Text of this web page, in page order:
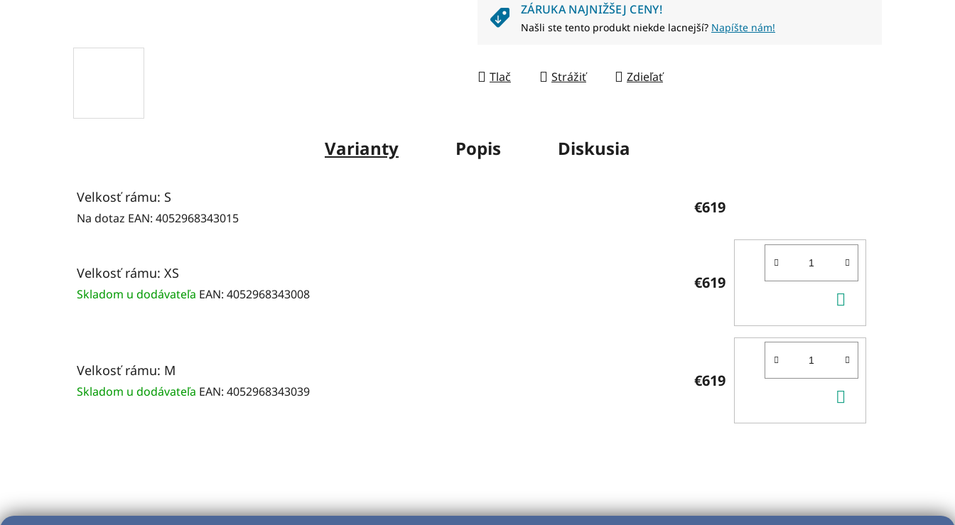
ZÁRUKA NAJNIŽŠEJ CENY!
Našli ste tento produkt niekde lacnejší? Napíšte nám!
Tlač Strážiť Zdieľať
Varianty Popis Diskusia
Velkosť rámu: S
Na dotaz EAN: 4052968343015
€619
Velkosť rámu: XS
Skladom u dodávateľa EAN: 4052968343008
€619
KOŠÍKA
Velkosť rámu: M
Skladom u dodávateľa EAN: 4052968343039
€619
KOŠÍKA